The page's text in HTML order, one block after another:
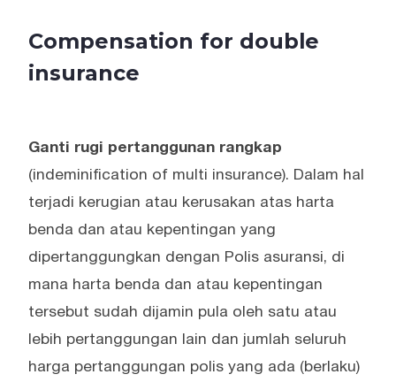
Compensation for double
insurance
Ganti rugi pertanggunan rangkap
(indeminification of multi insurance). Dalam hal
terjadi kerugian atau kerusakan atas harta
benda dan atau kepentingan yang
dipertanggungkan dengan Polis asuransi, di
mana harta benda dan atau kepentingan
tersebut sudah dijamin pula oleh satu atau
lebih pertanggungan lain dan jumlah seluruh
harga pertanggungan polis yang ada (berlaku)